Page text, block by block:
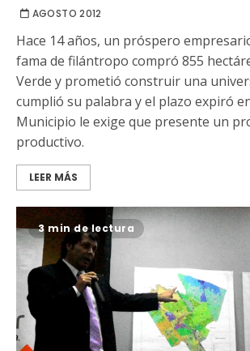
AGOSTO 2012
Hace 14 años, un próspero
fama de filántropo compró 855
Verde y prometió construir una
cumplió su palabra y el plazo expiró
Municipio le exige que presente un
productivo.
LEER MÁS
3 min de lectura